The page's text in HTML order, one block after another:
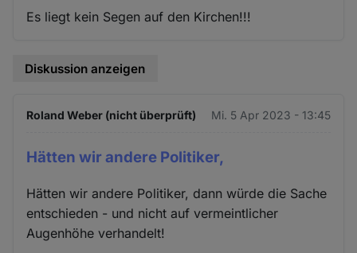
Es liegt kein Segen auf den Kirchen!!!
Diskussion anzeigen
Roland Weber (nicht überprüft) Mi. 5 Apr 2023 - 13:45
Hätten wir andere Politiker,
Hätten wir andere Politiker, dann würde die Sache
entschieden - und nicht auf vermeintlicher
Augenhöhe verhandelt!